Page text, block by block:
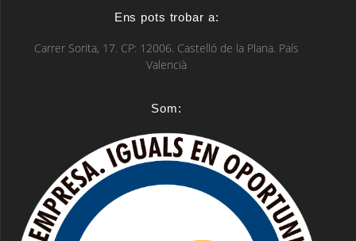
Ens pots trobar a:
Carrer Sorita, 17. CP: 12006. Castelló de la Plana. País
Valencià
Som: